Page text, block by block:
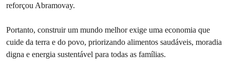
reforçou Abramovay.
Portanto, construir um mundo melhor exige uma economia que
cuide da terra e do povo, priorizando alimentos saudáveis, moradia
digna e energia sustentável para todas as famílias.